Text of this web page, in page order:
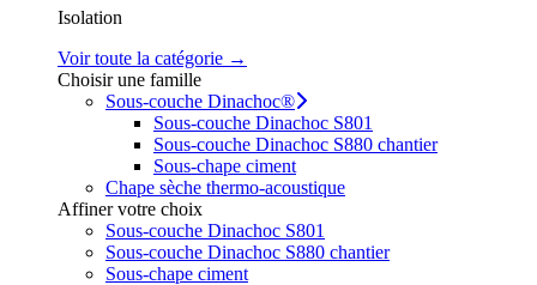
Isolation
Voir toute la catégorie →
Choisir une famille
Sous-couche Dinachoc®
Sous-couche Dinachoc S801
Sous-couche Dinachoc S880 chantier
Sous-chape ciment
Chape sèche thermo-acoustique
Affiner votre choix
Sous-couche Dinachoc S801
Sous-couche Dinachoc S880 chantier
Sous-chape ciment